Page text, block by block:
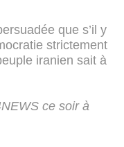
que s’il y
strictement
iranien sait à
ce soir à